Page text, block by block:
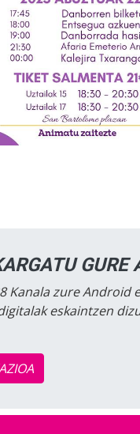
GURE
Kanala zure Android
eskaintzen